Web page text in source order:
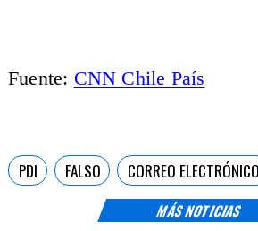
MÁS NOTICIAS
Fuente: CNN Chile País
PDI FALSO CORREO ELECTRÓNICO